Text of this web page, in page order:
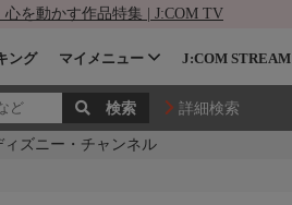
心を動かす作品特集 | J:COM TV
ング マイメニュー J:COM STREAM
詳細検索
ズニー・チャンネル